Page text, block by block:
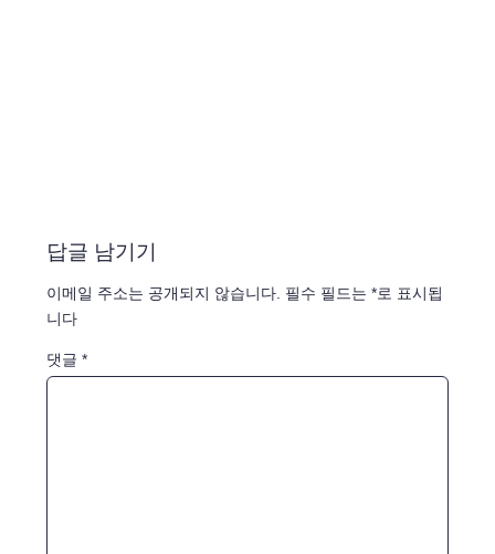
답글 남기기
이메일 주소는 공개되지 않습니다. 필수 필드는 *로 표시됩
니다
댓글 *